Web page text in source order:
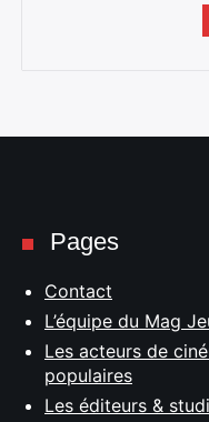
Pages
Contact
L’équipe du Mag
Les acteurs de
populaires
Les éditeurs &